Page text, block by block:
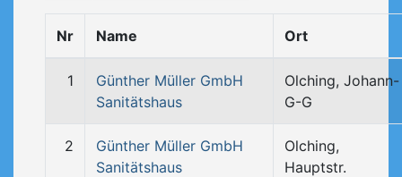
Nr Name Ort
1
Günther Müller GmbH
Sanitätshaus
Olching, Johann-
G-G
2
Günther Müller GmbH
Sanitätshaus
Olching,
Hauptstr.